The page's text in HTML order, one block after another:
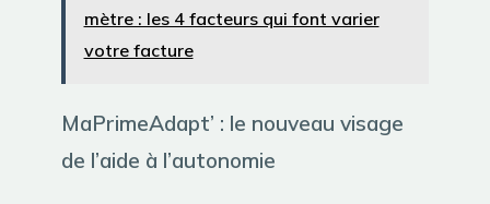
mètre : les 4 facteurs qui font varier
votre facture
MaPrimeAdapt’ : le nouveau visage
de l’aide à l’autonomie